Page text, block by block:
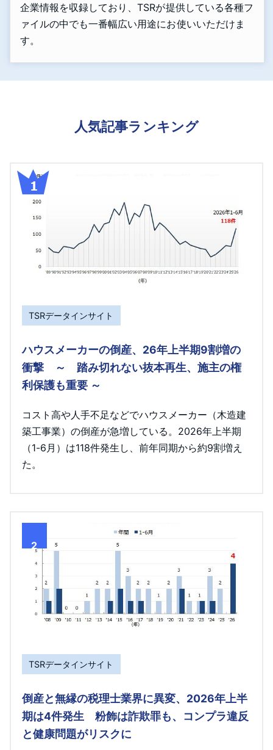
企業情報を収録しており、TSRが提供している各種フ
ァイルの中でも一番幅広い用途にお使いいただけま
す。
人気記事ランキング
TSRデータインサイト
ハウスメーカーの倒産、26年上半期9割増の
衝撃 ～ 踏み切れない抜本再生、施主の権
利保護も重要 ～
コスト高や人手不足などでハウスメーカー（木造建
築工事業）の倒産が急増している。2026年上半期
（1-6月）は118件発生し、前年同期から約9割増え
た。
2
TSRデータインサイト
倒産と無縁の税理士業界に異変、2026年上半
期は4件発生 粉飾は詐欺罪も、コンプラ違反
と健康問題がリスクに